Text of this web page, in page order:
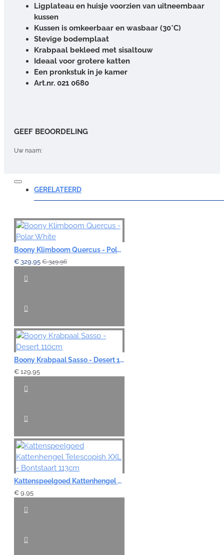
Ligplateau en huisje voorzien van uitneembaar
kussen
Kussen is omkeerbaar en wasbaar (30*C)
Stevige bodemplaat
Krabpaal bekleed met sisaltouw
Ideaal voor grotere katten
Een pronkstuk in je kamer
Art.nr. 021 0680
GEEF BEOORDELING
Uw naam:
Opmerking:
Note:HTML-code wordt niet vertaald!
Waardering:
GERELATEERD
Boony Klimboom Quercus - Polar White
€ 329,95 € 349,96
Boony Krabpaal Sasso - Desert 110cm
€ 129,95
Kattenspeelgoed Kattenhengel Telescopish XXL - Bontstaart 113cm
€ 9,95